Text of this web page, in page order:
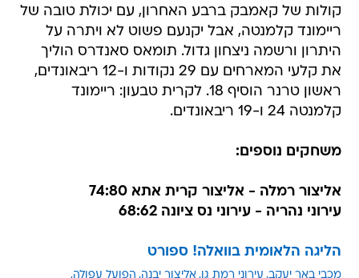
קולות של קאמבק ברבע האחרון, עם יכולת טובה של
ריימונד קלמנטה, אבל יקנעם פשוט לא ויתרה על
היתרון ורשמה ניצחון גדול. תומאס סאנדרס הוליך
את קלעי המארחים עם 29 נקודות ו-12 ריבאונדים,
ראשון טרנר הוסיף 18. לקרית טבעון: ריימונד
קלמנטה 24 ו-19 ריבאונדים.
משחקים נוספים:
אליצור רמלה - אליצור קרית אתא 74:80
עירוני נהריה - עירוני נס ציונה 68:62
הליגה הלאומית בוואלה! ספורט
מכבי באר יעקב עירוני רמת גן אליצור יבנה הפועל עפולה